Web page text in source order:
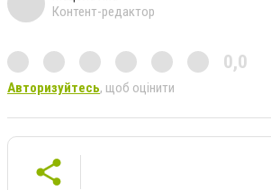
Контент-редактор
0,0
Авторизуйтесь, щоб оцінити